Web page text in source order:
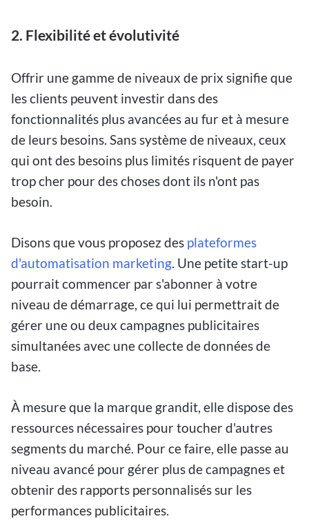
2. Flexibilité et évolutivité
Offrir une gamme de niveaux de prix signifie que
les clients peuvent investir dans des
fonctionnalités plus avancées au fur et à mesure
de leurs besoins. Sans système de niveaux, ceux
qui ont des besoins plus limités risquent de payer
trop cher pour des choses dont ils n'ont pas
besoin.
Disons que vous proposez des plateformes
d'automatisation marketing. Une petite start-up
pourrait commencer par s'abonner à votre
niveau de démarrage, ce qui lui permettrait de
gérer une ou deux campagnes publicitaires
simultanées avec une collecte de données de
base.
À mesure que la marque grandit, elle dispose des
ressources nécessaires pour toucher d'autres
segments du marché. Pour ce faire, elle passe au
niveau avancé pour gérer plus de campagnes et
obtenir des rapports personnalisés sur les
performances publicitaires.